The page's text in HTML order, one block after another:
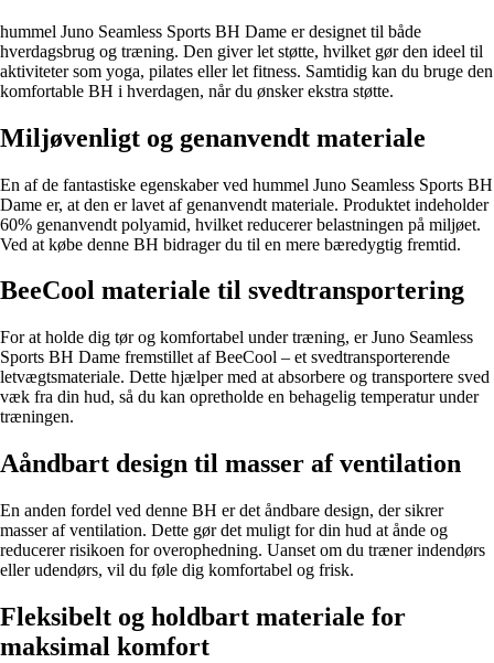
hummel Juno Seamless Sports BH Dame er designet til både
hverdagsbrug og træning. Den giver let støtte, hvilket gør den ideel til
aktiviteter som yoga, pilates eller let fitness. Samtidig kan du bruge den
komfortable BH i hverdagen, når du ønsker ekstra støtte.
Miljøvenligt og genanvendt materiale
En af de fantastiske egenskaber ved hummel Juno Seamless Sports BH
Dame er, at den er lavet af genanvendt materiale. Produktet indeholder
60% genanvendt polyamid, hvilket reducerer belastningen på miljøet.
Ved at købe denne BH bidrager du til en mere bæredygtig fremtid.
BeeCool materiale til svedtransportering
For at holde dig tør og komfortabel under træning, er Juno Seamless
Sports BH Dame fremstillet af BeeCool – et svedtransporterende
letvægtsmateriale. Dette hjælper med at absorbere og transportere sved
væk fra din hud, så du kan opretholde en behagelig temperatur under
træningen.
Aåndbart design til masser af ventilation
En anden fordel ved denne BH er det åndbare design, der sikrer
masser af ventilation. Dette gør det muligt for din hud at ånde og
reducerer risikoen for overophedning. Uanset om du træner indendørs
eller udendørs, vil du føle dig komfortabel og frisk.
Fleksibelt og holdbart materiale for
maksimal komfort